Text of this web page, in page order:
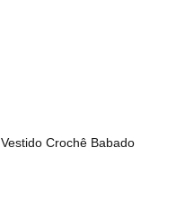
Vestido Crochê Babado